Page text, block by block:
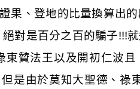
果、登地的比量換算出
對是百分之百的騙子!!!
東贊法王以及開初仁波
但是由於莫知大聖德、祿